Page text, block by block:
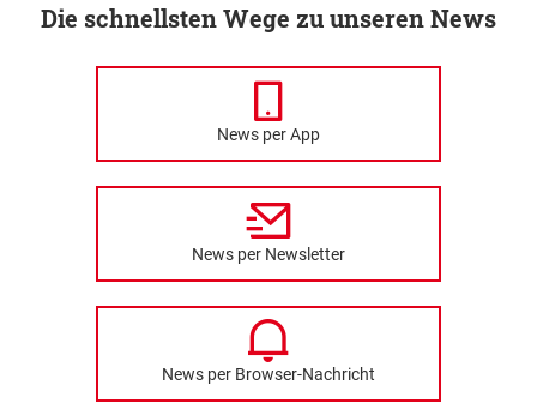
Die schnellsten Wege zu unseren News
News per App
News per Newsletter
News per Browser-Nachricht